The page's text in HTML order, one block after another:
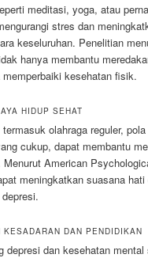
meditasi, yoga, atau
stres dan
keseluruhan. Penelitian
hanya membantu
kesehatan fisik.
HIDUP SEHAT
olahraga reguler,
cukup, dapat membantu
American
meningkatkan suasana hati
DAN PENDIDIKAN
depresi dan kesehatan